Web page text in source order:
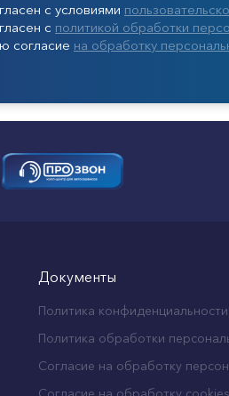
с условиями
с политикой обработки
согласие на обработку
Документы
Политика конфиденциальности
Политика обработки
Согласие на обработку